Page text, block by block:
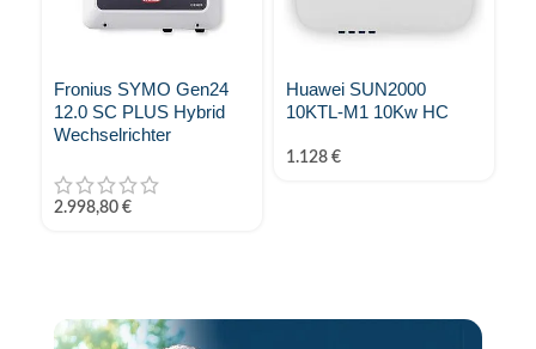
Fronius SYMO Gen24
12.0 SC PLUS Hybrid
Wechselrichter
2.998,80 €
Huawei SUN2000
10KTL-M1 10Kw HC
1.128 €